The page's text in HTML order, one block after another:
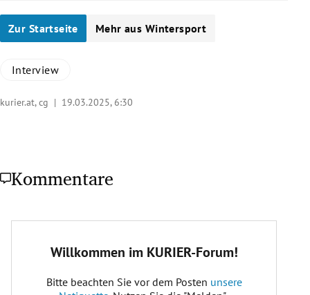
Zur Startseite Mehr aus Wintersport
Interview
kurier.at, cg | 19.03.2025, 6:30
Kommentare